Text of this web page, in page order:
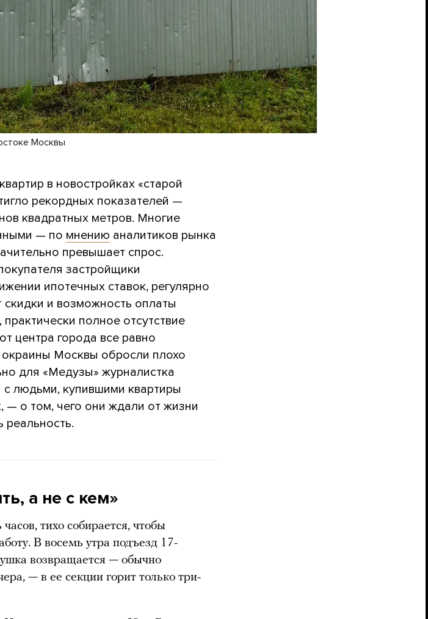
Москвы
в новостройках «старой
рекордных показателей —
квадратных метров. Многие
— по мнению аналитиков рынка
превышает спрос.
застройщики
ипотечных ставок, регулярно
и возможность оплаты
полное отсутствие
центра города все равно
Москвы обросли плохо
для «Медузы» журналистка
людьми, купившими квартиры
— о том, чего они ждали от жизни
реальность.
а не с кем»
тихо собирается, чтобы
В восемь утра подъезд 17-
возвращается — обычно
— в ее секции горит только три-